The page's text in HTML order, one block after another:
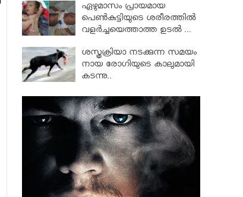
ഏഴുമാസം പ്രായമായ
പെണ്‍കുട്ടിയുടെ ശരീരത്തില്‍
വളര്‍ച്ചയെത്താത്ത ഉടല്‍ ...
ശസ്ത്രക്രിയാ നടക്കുന്ന സമയം
നായ രോഗിയുടെ കാലുമായി
കടന്നു..